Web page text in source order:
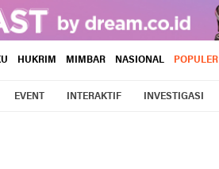
HUKRIM MIMBAR NASIONAL POPULER
EVENT INTERAKTIF INVESTIGASI